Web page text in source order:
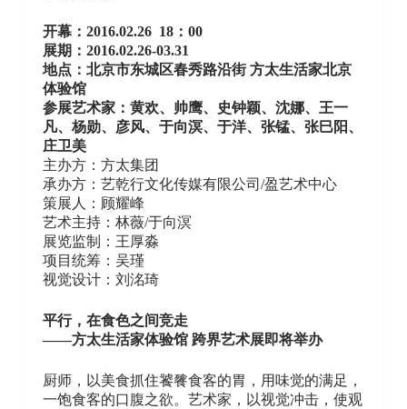
开幕：2016.02.26 18：00
展期：2016.02.26-03.31
地点：北京市东城区春秀路沿街 方太生活家北京
体验馆
参展艺术家：黄欢、帅鹰、史钟颖、沈娜、王一
凡、杨勋、彦风、于向溟、于洋、张锰、张巳阳、
庄卫美
主办方：方太集团
承办方：艺乾行文化传媒有限公司/盈艺术中心
策展人：顾耀峰
艺术主持：林薇/于向溟
展览监制：王厚淼
项目统筹：吴瑾
视觉设计：刘洺琦
平行，在食色之间竞走
——方太生活家体验馆 跨界艺术展即将举办
厨师，以美食抓住饕餮食客的胃，用味觉的满足，
一饱食客的口腹之欲。艺术家，以视觉冲击，使观